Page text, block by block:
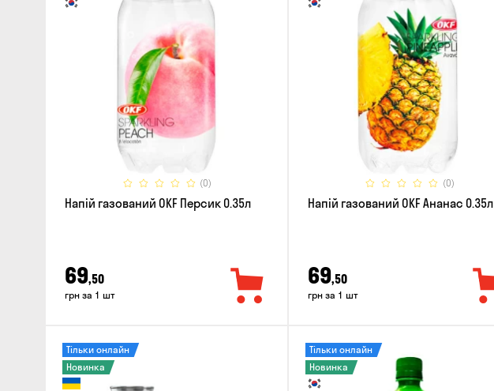
(0)
Напій газований OKF Персик 0.35л
69,50
грн за 1 шт
(0)
Напій газований OKF Ананас 0.35л
69,50
грн за 1 шт
Тільки онлайн
Новинка
Тільки онлайн
Новинка